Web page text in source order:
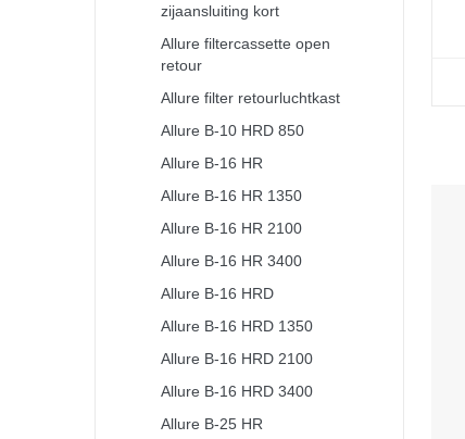
zijaansluiting kort
Allure filtercassette open
retour
Allure filter retourluchtkast
Allure B-10 HRD 850
Allure B-16 HR
Allure B-16 HR 1350
Allure B-16 HR 2100
Allure B-16 HR 3400
Allure B-16 HRD
Allure B-16 HRD 1350
Allure B-16 HRD 2100
Allure B-16 HRD 3400
Allure B-25 HR